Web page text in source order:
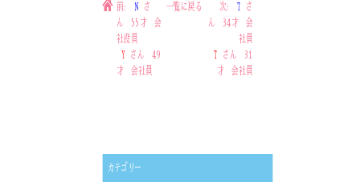
前: N さ
ん 55才 会
社役員
Y さん 49
才 会社員
一覧に戻る 次: T さ
ん 34才 会
社員
T さん 31
才 会社員
カテゴリー